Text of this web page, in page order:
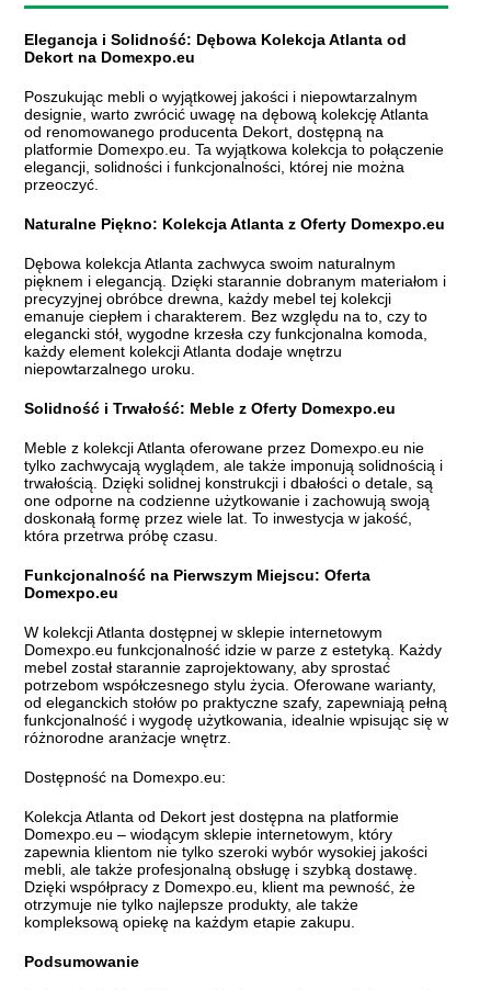
Elegancja i Solidność: Dębowa Kolekcja Atlanta od
Dekort na Domexpo.eu
Poszukując mebli o wyjątkowej jakości i niepowtarzalnym
designie, warto zwrócić uwagę na dębową kolekcję Atlanta
od renomowanego producenta Dekort, dostępną na
platformie Domexpo.eu. Ta wyjątkowa kolekcja to połączenie
elegancji, solidności i funkcjonalności, której nie można
przeoczyć.
Naturalne Piękno: Kolekcja Atlanta z Oferty Domexpo.eu
Dębowa kolekcja Atlanta zachwyca swoim naturalnym
pięknem i elegancją. Dzięki starannie dobranym materiałom i
precyzyjnej obróbce drewna, każdy mebel tej kolekcji
emanuje ciepłem i charakterem. Bez względu na to, czy to
elegancki stół, wygodne krzesła czy funkcjonalna komoda,
każdy element kolekcji Atlanta dodaje wnętrzu
niepowtarzalnego uroku.
Solidność i Trwałość: Meble z Oferty Domexpo.eu
Meble z kolekcji Atlanta oferowane przez Domexpo.eu nie
tylko zachwycają wyglądem, ale także imponują solidnością i
trwałością. Dzięki solidnej konstrukcji i dbałości o detale, są
one odporne na codzienne użytkowanie i zachowują swoją
doskonałą formę przez wiele lat. To inwestycja w jakość,
która przetrwa próbę czasu.
Funkcjonalność na Pierwszym Miejscu: Oferta
Domexpo.eu
W kolekcji Atlanta dostępnej w sklepie internetowym
Domexpo.eu funkcjonalność idzie w parze z estetyką. Każdy
mebel został starannie zaprojektowany, aby sprostać
potrzebom współczesnego stylu życia. Oferowane warianty,
od eleganckich stołów po praktyczne szafy, zapewniają pełną
funkcjonalność i wygodę użytkowania, idealnie wpisując się w
różnorodne aranżacje wnętrz.
Dostępność na Domexpo.eu:
Kolekcja Atlanta od Dekort jest dostępna na platformie
Domexpo.eu – wiodącym sklepie internetowym, który
zapewnia klientom nie tylko szeroki wybór wysokiej jakości
mebli, ale także profesjonalną obsługę i szybką dostawę.
Dzięki współpracy z Domexpo.eu, klient ma pewność, że
otrzymuje nie tylko najlepsze produkty, ale także
kompleksową opiekę na każdym etapie zakupu.
Podsumowanie